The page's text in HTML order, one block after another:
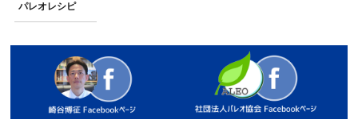
パレオレシピ